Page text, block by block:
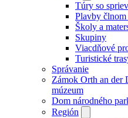
Túry so
Plavby člnom
Školy a
Skupiny
Viacdňové
Turistické
Správanie
Zámok Orth an der
múzeum
Dom národného
Región